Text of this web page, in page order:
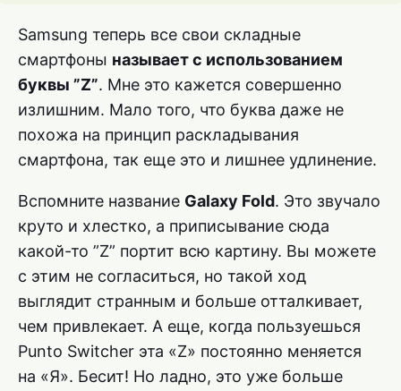
Samsung теперь все свои складные
смартфоны называет с использованием
буквы ”Z”. Мне это кажется совершенно
излишним. Мало того, что буква даже не
похожа на принцип раскладывания
смартфона, так еще это и лишнее удлинение.
Вспомните название Galaxy Fold. Это звучало
круто и хлестко, а приписывание сюда
какой-то ”Z” портит всю картину. Вы можете
с этим не согласиться, но такой ход
выглядит странным и больше отталкивает,
чем привлекает. А еще, когда пользуешься
Punto Switcher эта «Z» постоянно меняется
на «Я». Бесит! Но ладно, это уже больше